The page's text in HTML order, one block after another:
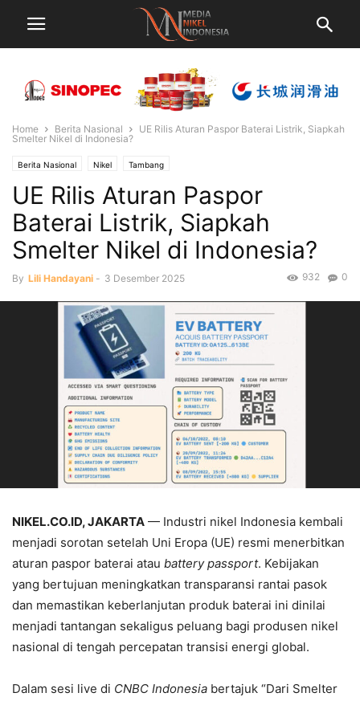
Home Berita Nasional
UE Rilis Aturan Paspor Baterai Listrik, Siapkah
Smelter Nikel di Indonesia?
Berita Nasional Nikel Tambang
UE Rilis Aturan Paspor
Baterai Listrik, Siapkah
Smelter Nikel di Indonesia?
By Lili Handayani - 3 Desember 2025 0
932
NIKEL.CO.ID, JAKARTA — Industri nikel Indonesia kembali
menjadi sorotan setelah Uni Eropa (UE) resmi menerbitkan
aturan paspor baterai atau battery passport. Kebijakan
yang bertujuan meningkatkan transparansi rantai pasok
dan memastikan keberlanjutan produk baterai ini dinilai
menjadi tantangan sekaligus peluang bagi produsen nikel
nasional di tengah percepatan transisi energi global.
Dalam sesi live di CNBC Indonesia bertajuk “Dari Smelter